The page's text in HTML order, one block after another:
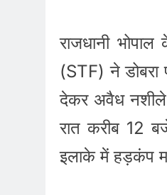
राजधानी
(STF) ने डोबरा
देकर अवैध नशीले
रात करीब 12
इलाके में हड़कंप